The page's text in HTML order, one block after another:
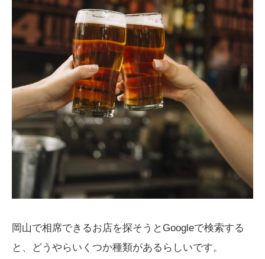
岡山で相席できるお店を探そうとGoogleで検索する
と、どうやらいくつか種類があるらしいです。